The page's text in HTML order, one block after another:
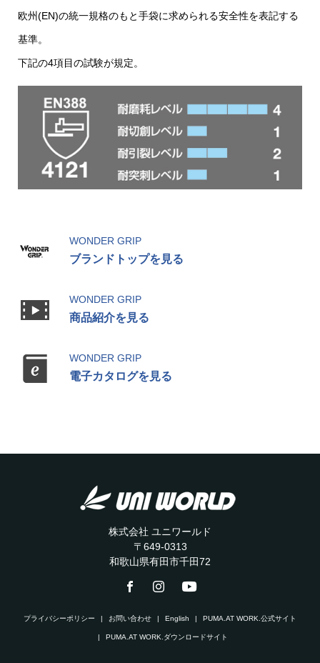
欧州(EN)の統一規格のもと手袋に求められる安全性を表記する
基準。
下記の4項目の試験が規定。
WONDER GRIP
ブランドトップを見る
WONDER GRIP
商品紹介を見る
WONDER GRIP
電子カタログを見る
株式会社 ユニワールド
〒649-0313
和歌山県有田市千田72
プライバシーポリシー お問い合わせ English PUMA.AT WORK.公式サイト
PUMA.AT WORK.ダウンロードサイト